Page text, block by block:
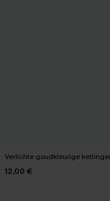
Verlichte goudkleurige
12,00 €